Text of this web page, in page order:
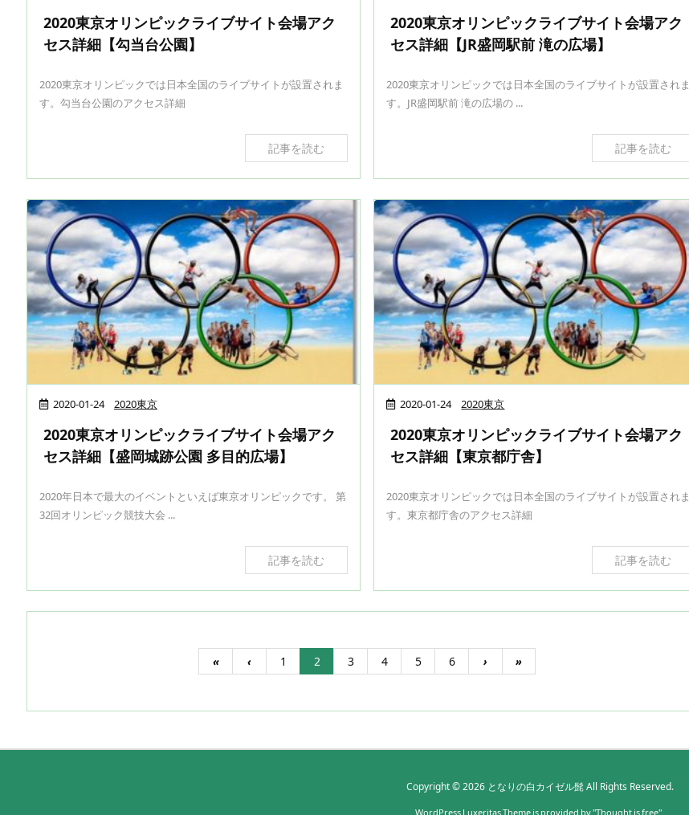
2020東京オリンピックライブサイト会場アク
セス詳細【勾当台公園】
2020東京オリンピックでは日本全国のライブサイトが設置されま
す。勾当台公園のアクセス詳細
記事を読む
2020東京オリンピックライブサイト会場アク
セス詳細【JR盛岡駅前 滝の広場】
2020東京オリンピックでは日本全国のライブサイトが設置されま
す。JR盛岡駅前 滝の広場の ...
記事を読む
2020-01-24 2020東京
2020東京オリンピックライブサイト会場アク
セス詳細【盛岡城跡公園 多目的広場】
2020年日本で最大のイベントといえば東京オリンピックです。 第
32回オリンピック競技大会 ...
記事を読む
2020-01-24 2020東京
2020東京オリンピックライブサイト会場アク
セス詳細【東京都庁舎】
2020東京オリンピックでは日本全国のライブサイトが設置されま
す。東京都庁舎のアクセス詳細
記事を読む
« ‹ 1 2 3 4 5 6 › »
Copyright ©2026 となりの白カイゼル髭All Rights Reserved.
WordPress Luxeritas Theme is provided by "Thought is free".